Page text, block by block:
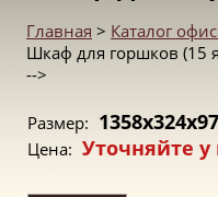
Главная > Каталог
Шкаф для горшков (15
-->
Размер:
Цена: Уточняйте